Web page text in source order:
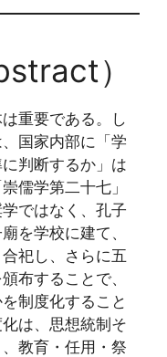
）
重要である。し
国家内部に「学
判断するか」は
儒学第二十七」
ではなく、孔子
を学校に建て、
祀し、さらに五
布することで、
制度化すること
は、思想統制そ
教育・任用・祭